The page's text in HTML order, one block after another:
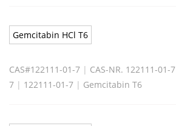
Gemcitabin HCl T6
CAS#122111-01-7 | CAS-NR. 122111-01-7
7 | 122111-01-7 | Gemcitabin T6